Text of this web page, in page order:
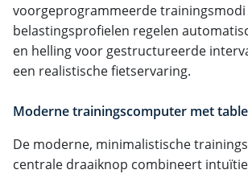
voorgeprogrammeerde trainingsmodi
belastingsprofielen regelen
en helling voor gestructureerde
een realistische fietservaring.
Moderne trainingscomputer met
De moderne, minimalistische
centrale draaiknop combineert